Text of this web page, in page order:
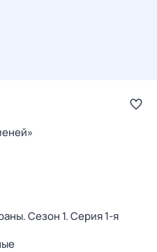
. Сезон 1. Серия 1-я